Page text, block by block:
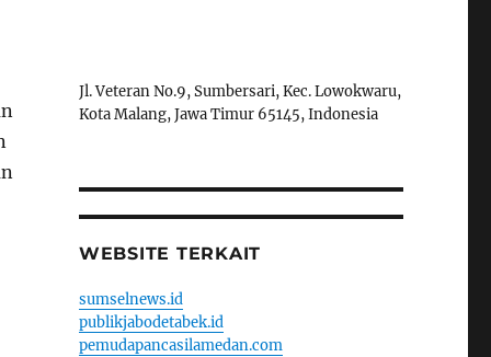
Jl. Veteran No.9, Sumbersari, Kec. Lowokwaru,
Kota Malang, Jawa Timur 65145, Indonesia
WEBSITE TERKAIT
sumselnews.id
publikjabodetabek.id
pemudapancasilamedan.com